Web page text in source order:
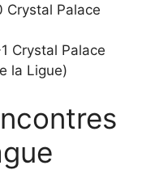
Crystal Palace
Crystal Palace
la Ligue)